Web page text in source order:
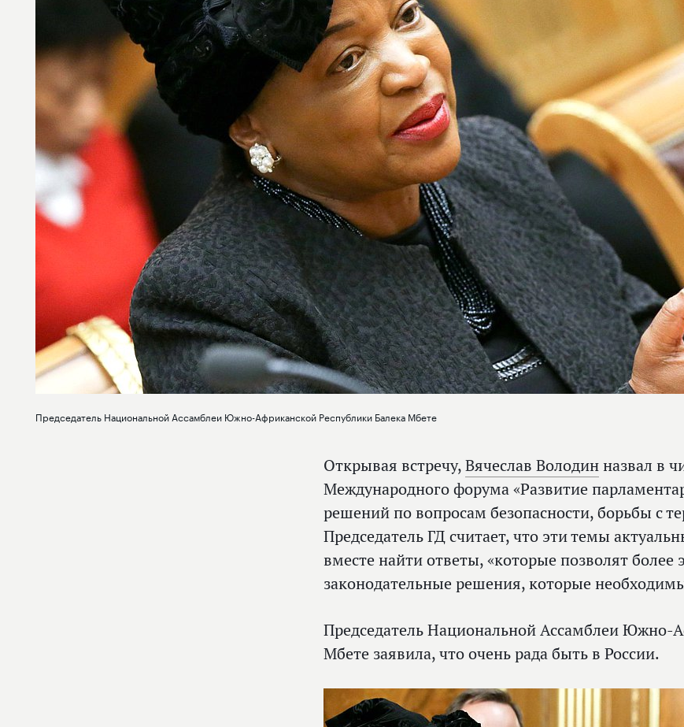
Председатель Национальной Ассамблеи Южно-Африканской Республики Балека Мбете
Открывая встречу,Вячеслав Володинназвал в
Международного форума «Развитие
решений по вопросам безопасности, борьбы с
Председатель ГД считает, что эти темы
вместе найти ответы, «которые позволят
законодательные решения, которые
Председатель Национальной Ассамблеи Южно-
Мбете заявила, что очень рада быть в России.